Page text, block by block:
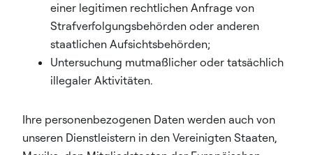
einer legitimen rechtlichen Anfrage von
Strafverfolgungsbehörden oder anderen
staatlichen Aufsichtsbehörden;
Untersuchung mutmaßlicher oder tatsächlich
illegaler Aktivitäten.
Ihre personenbezogenen Daten werden auch von
unseren Dienstleistern in den Vereinigten Staaten,